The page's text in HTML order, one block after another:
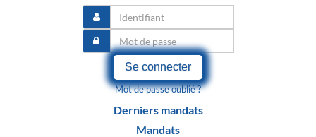
navigation
Se connecter
Mot de passe oublié ?
Derniers mandats
Mandats